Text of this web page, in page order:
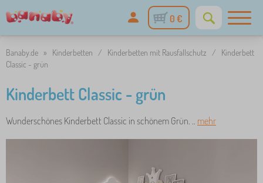
0 €
Banaby.de » Kinderbetten / Kinderbetten mit Rausfallschutz /
Kinderbett
Classic - grün
Kinderbett Classic - grün
Wunderschönes Kinderbett Classic in schönem Grün. .. mehr